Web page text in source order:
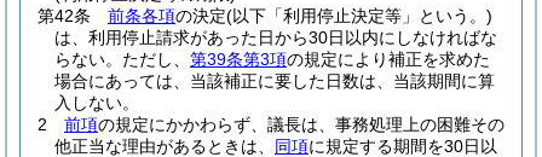
第42条
前条各項の決定(以下「利用停止決定等」という。)
は、利用停止請求があった日から30日以内にしなければな
らない。 ただし、 第39条第3項の規定により補正を求めた
場合にあっては、当該補正に要した日数は、当該期間に算
入しない。
2
前項の規定にかかわらず、議長は、事務処理上の困難その
他正当な理由があるときは、 同項に規定する期間を30日以